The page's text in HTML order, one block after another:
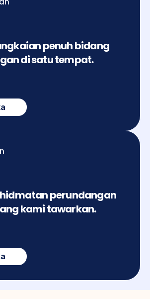
penuh bidang
di satu tempat.
perundangan
kami tawarkan.